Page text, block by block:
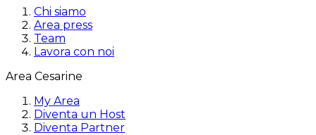
Chi siamo
Area press
Team
Lavora con noi
Area Cesarine
My Area
Diventa un Host
Diventa Partner